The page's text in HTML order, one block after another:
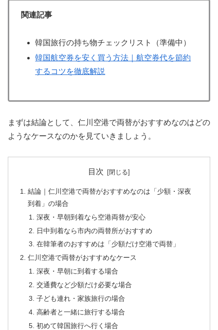
関連記事
韓国旅行の持ち物チェックリスト（準備中）
韓国航空券を安く買う方法｜航空券代を節約
するコツを徹底解説
まずは結論として、仁川空港で両替がおすすめなのはどの
ようなケースなのかを見ていきましょう。
目次
結論｜仁川空港で両替がおすすめなのは「少額・深夜
到着」の場合
深夜・早朝到着なら空港両替が安心
日中到着なら市内の両替所がおすすめ
在韓筆者のおすすめは「少額だけ空港で両替」
仁川空港で両替がおすすめなケース
深夜・早朝に到着する場合
交通費など少額だけ必要な場合
子ども連れ・家族旅行の場合
高齢者と一緒に旅行する場合
初めて韓国旅行へ行く場合